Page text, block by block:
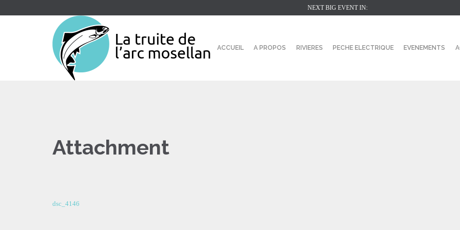
NEXT BIG EVENT IN:
ACCUEIL A PROPOS RIVIERES PECHE ELECTRIQUE EVENEMENTS
Attachment
dsc_4146